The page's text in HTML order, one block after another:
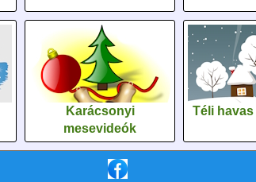
Karácsonyi
mesevideók
Téli